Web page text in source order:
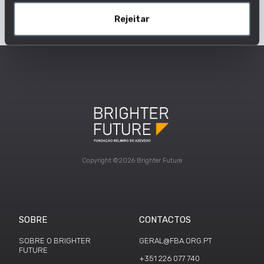
Rejeitar
Copyright ©2026 Brighter Future
SOBRE
SOBRE O BRIGHTER
FUTURE
CONTACTOS
GERAL@FBA.ORG.PT
+351 226 077 740